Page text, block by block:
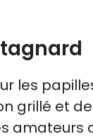
les
grillé et
amateurs